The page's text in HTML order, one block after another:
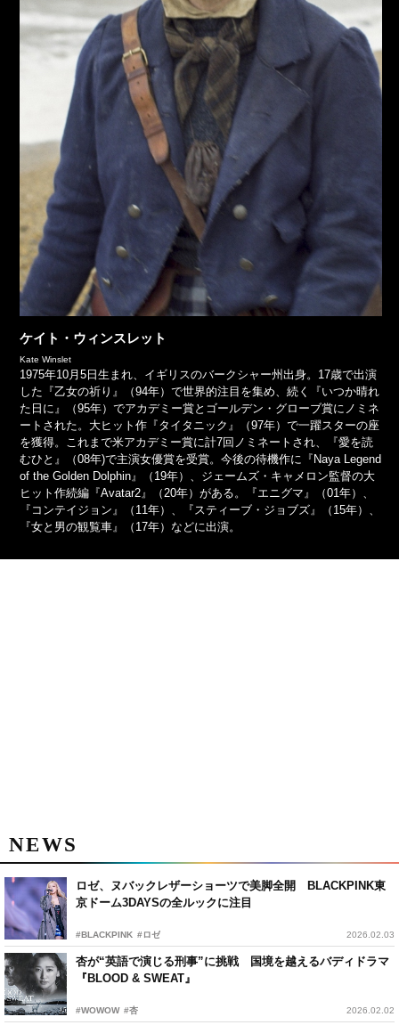
ケイト・ウィンスレット
Kate Winslet
1975年10月5日生まれ、イギリスのバークシャー州出身。17歳で出演
した『乙女の祈り』（94年）で世界的注目を集め、続く『いつか晴れ
た日に』（95年）でアカデミー賞とゴールデン・グローブ賞にノミネ
ートされた。大ヒット作『タイタニック』（97年）で一躍スターの座
を獲得。これまで米アカデミー賞に計7回ノミネートされ、『愛を読
むひと』（08年)で主演女優賞を受賞。今後の待機作に『Naya Legend
of the Golden Dolphin』（19年）、ジェームズ・キャメロン監督の大
ヒット作続編『Avatar2』（20年）がある。『エニグマ』（01年）、
『コンテイジョン』（11年）、『スティーブ・ジョブズ』（15年）、
『女と男の観覧車』（17年）などに出演。
NEWS
ロゼ、ヌバックレザーショーツで美脚全開 BLACKPINK東
京ドーム3DAYSの全ルックに注目
#BLACKPINK #ロゼ 2026.02.03
杏が“英語で演じる刑事”に挑戦 国境を越えるバディドラマ
『BLOOD & SWEAT』
#WOWOW #杏 2026.02.02